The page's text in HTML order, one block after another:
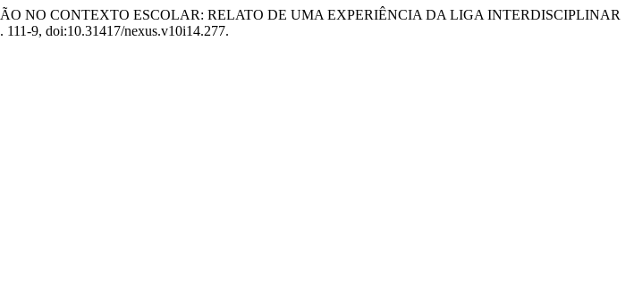
NO CONTEXTO ESCOLAR: RELATO DE UMA EXPERIÊNCIA DA LIGA INTERDISCIPLINAR
111-9, doi:10.31417/nexus.v10i14.277.